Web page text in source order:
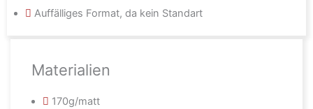
Auffälliges Format, da kein Standart
Materialien
170g/matt